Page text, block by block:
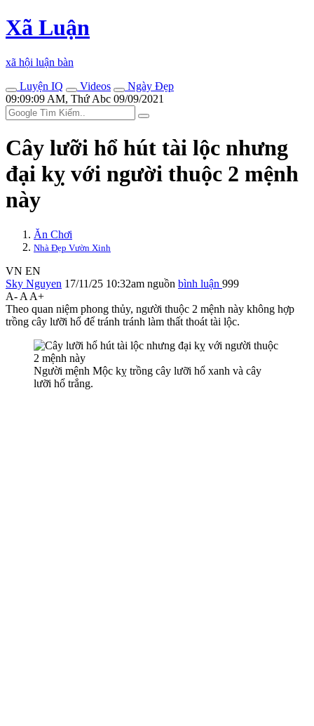
Xã Luận
xã hội luận bàn
Luyện IQ
Videos
Ngày Đẹp
09:09:09 AM, Thứ Abc 09/09/2021
Cây lưỡi hổ hút tài lộc nhưng
đại kỵ với người thuộc 2 mệnh
này
Ăn Chơi
Nhà Đẹp Vườn Xinh
VN EN
Sky Nguyen 17/11/25 10:32am nguồn bình luận 999
A- A A+
Theo quan niệm phong thủy, người thuộc 2 mệnh này không hợp
trồng cây lưỡi hổ để tránh tránh làm thất thoát tài lộc.
Người mệnh Mộc kỵ trồng cây lưỡi hổ xanh và cây
lưỡi hổ trắng.